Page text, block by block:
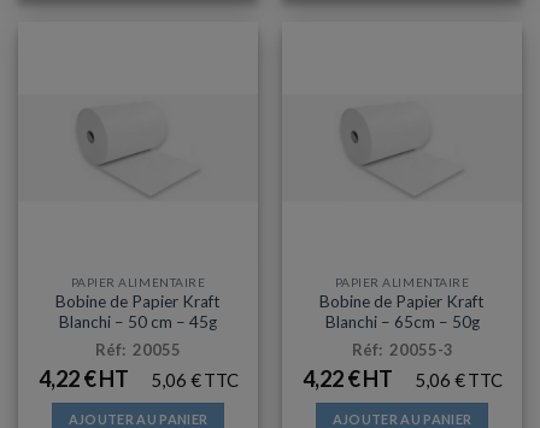
PAPIER ALIMENTAIRE
Bobine de Papier Kraft
Blanchi – 50 cm – 45g
Réf: 20055
4,22€ 5,06 €
AJOUTER AU PANIER
PAPIER ALIMENTAIRE
Bobine de Papier Kraft
Blanchi – 65cm – 50g
Réf: 20055-3
4,22€ 5,06 €
AJOUTER AU PANIER